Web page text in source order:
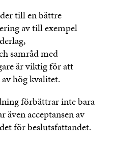
till en bättre
av till exempel
samråd med
är viktig för att
hög kvalitet.
förbättrar inte bara
även acceptansen av
för beslutsfattandet.